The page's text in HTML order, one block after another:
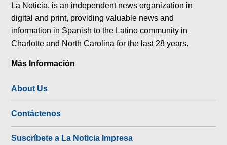
La Noticia, is an independent news organization in
digital and print, providing valuable news and
information in Spanish to the Latino community in
Charlotte and North Carolina for the last 28 years.
Más Información
About Us
Contáctenos
Suscríbete a La Noticia Impresa